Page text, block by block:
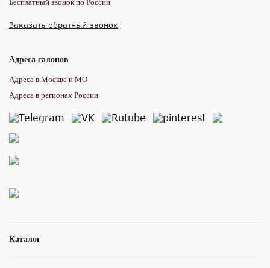
Каталог
Бесплатный звонок по России
Заказать обратный звонок
Адреса салонов
Адреса в Москве и МО
Адреса в регионах России